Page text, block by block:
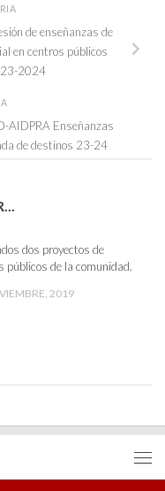
de enseñanzas de
en centros públicos
2024
AIDPRA Enseñanzas
de destinos 23-24
dos proyectos de
públicos de la comunidad.
2019